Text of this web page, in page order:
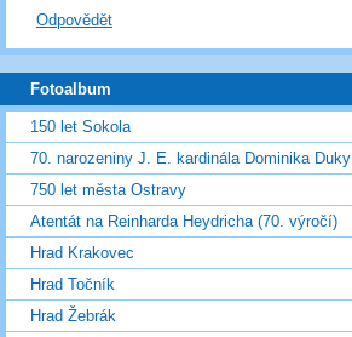
Odpovědět
Fotoalbum
150 let Sokola
70. narozeniny J. E. kardinála Dominika Duky
750 let města Ostravy
Atentát na Reinharda Heydricha (70. výročí)
Hrad Krakovec
Hrad Točník
Hrad Žebrák